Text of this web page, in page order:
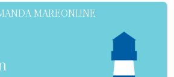
MAREONLINE